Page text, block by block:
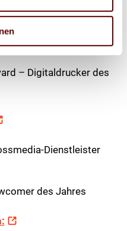
Heenemann, Berlin:
– Digitaldrucker des
Dienstleister
des Jahres